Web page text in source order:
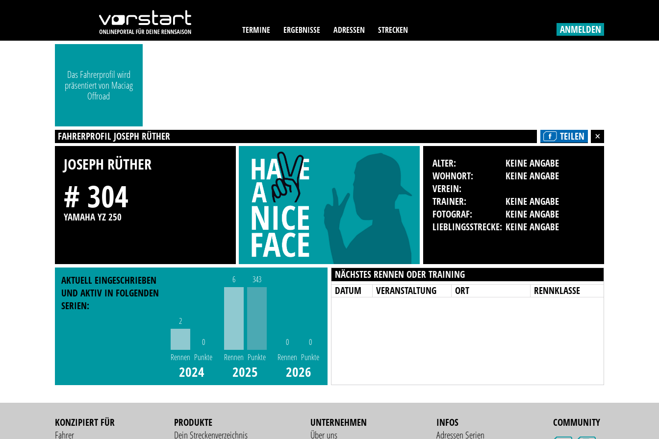
TERMINE ERGEBNISSE ADRESSEN STRECKEN ANMELDEN
Das Fahrerprofil wird
präsentiert von Maciag
Offroad
FAHRERPROFIL JOSEPH RÜTHER TEILEN
JOSEPH RÜTHER
# 304
YAMAHA YZ 250
ALTER:
KEINE ANGABE
WOHNORT:
KEINE ANGABE
VEREIN:
TRAINER:
KEINE ANGABE
FOTOGRAF:
KEINE ANGABE
LIEBLINGSSTRECKE: KEINE ANGABE
AKTUELL EINGESCHRIEBEN
UND AKTIV IN FOLGENDEN
SERIEN:
2
Rennen
0
Punkte
2024
6
Rennen
343
Punkte
2025
0
Rennen
0
Punkte
2026
NÄCHSTES RENNEN ODER TRAINING
DATUM
VERANSTALTUNG ORT RENNKLASSE
KONZIPIERT FÜR
Fahrer
PRODUKTE
Dein Streckenverzeichnis
UNTERNEHMEN
Über uns
INFOS
Adressen Serien
COMMUNITY